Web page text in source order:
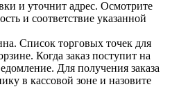
и уточнит адрес. Осмотрите
и соответствие указанной
Список торговых точек для
Когда заказ поступит на
Для получения заказа
в кассовой зоне и назовите